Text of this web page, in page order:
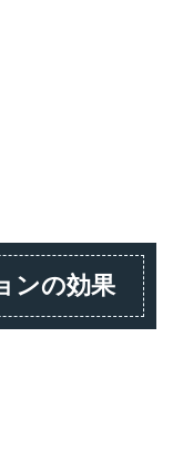
ンの効果